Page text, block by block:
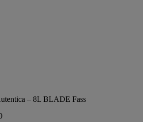
– 8L BLADE Fass